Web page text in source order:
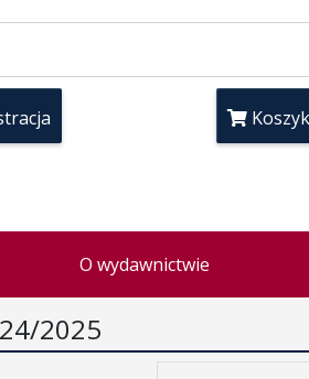
Koszyk
O wydawnictwie
2025